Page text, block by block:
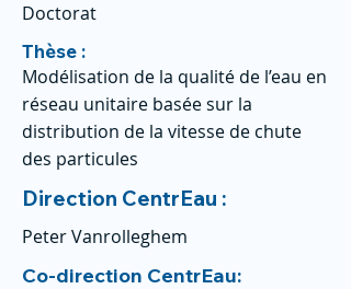
Doctorat
Thèse :
Modélisation de la qualité de l’eau en
réseau unitaire basée sur la
distribution de la vitesse de chute
des particules
Direction CentrEau :
Peter Vanrolleghem
Co-direction CentrEau: